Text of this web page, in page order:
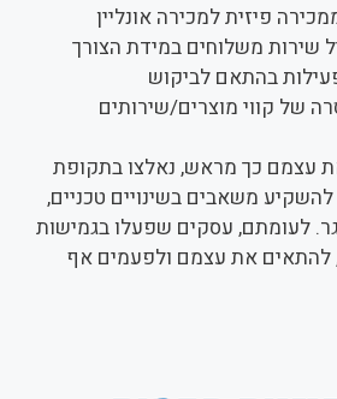
פיזית למכירה אונליין
שירות משלוחים במידת הצורך
בהתאם לביקוש
של קווי מוצרים/שירותים
עצמם כך מראש, נאלצו בתקופת
משאבים בשינויים טכניים,
לעומתם, עסקים שפעלו בגמישות
להתאים את עצמם ולפעמים אף